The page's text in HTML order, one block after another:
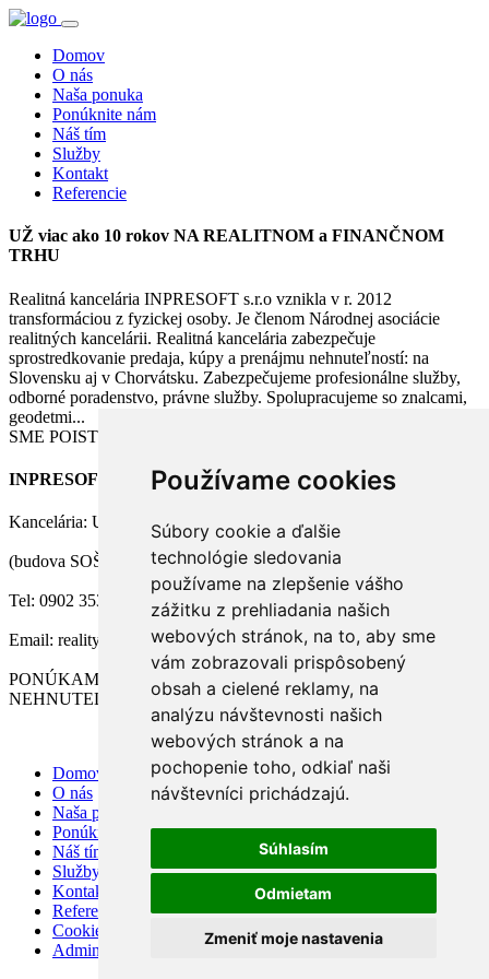
Používame cookies
Súbory cookie a ďalšie
technológie sledovania
používame na zlepšenie vášho
zážitku z prehliadania našich
webových stránok, na to, aby sme
vám zobrazovali prispôsobený
obsah a cielené reklamy, na
analýzu návštevnosti našich
webových stránok a na
pochopenie toho, odkiaľ naši
návštevníci prichádzajú.
Súhlasím
Odmietam
Zmeniť moje nastavenia
Domov
O nás
Naša ponuka
Ponúknite nám
Náš tím
Služby
Kontakt
Referencie
UŽ viac ako 10 rokov NA REALITNOM a FINANČNOM
TRHU
Realitná kancelária INPRESOFT s.r.o vznikla v r. 2012
transformáciou z fyzickej osoby. Je členom Národnej asociácie
realitných kancelárii. Realitná kancelária zabezpečuje
sprostredkovanie predaja, kúpy a prenájmu nehnuteľností: na
Slovensku aj v Chorvátsku. Zabezpečujeme profesionálne služby,
odborné poradenstvo, právne služby. Spolupracujeme so znalcami,
geodetmi...
SME POISTENÍ V ALLIANZ poisťovni za zodpovednosť.
INPRESOFT, s.r.o.
Kancelária: Ul. 1. mája 22, Zlaté Moravce
(budova SOŠ Technickej, 2. poschodie)
Tel: 0902 353 256
Email: reality@inpresoft.eu
PONÚKAME PRE NAŠICH KLIENTOV 3D VIZUALIZÁCIU
NEHNUTELNOSTÍ
Domov
O nás
Naša ponuka
Ponúknite nám
Náš tím
Služby
Kontakt
Referencie
Cookies
Admin